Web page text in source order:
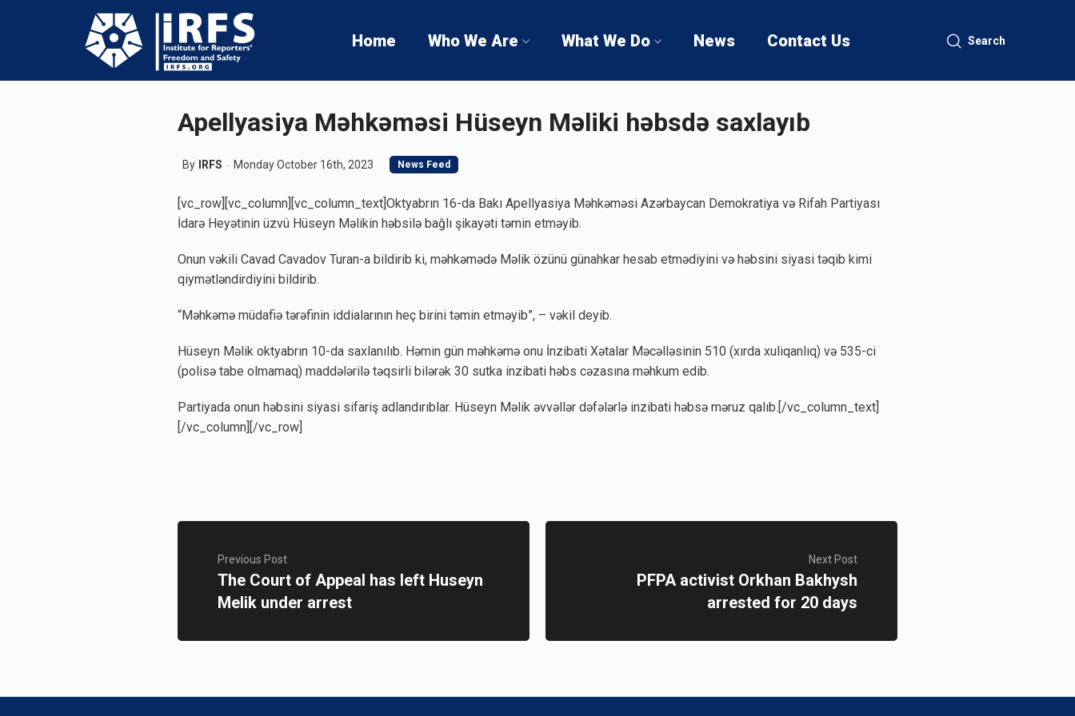
Home Who We Are What We Do News Contact Us Search
Apellyasiya Məhkəməsi Hüseyn Məliki həbsdə saxlayıb
By IRFS Monday October 16th, 2023 News Feed
[vc_row][vc_column][vc_column_text]Oktyabrın 16-da Bakı Apellyasiya Məhkəməsi Azərbaycan Demokratiya və Rifah Partiyası
İdarə Heyətinin üzvü Hüseyn Məlikin həbsilə bağlı şikayəti təmin etməyib.
Onun vəkili Cavad Cavadov Turan-a bildirib ki, məhkəmədə Məlik özünü günahkar hesab etmədiyini və həbsini siyasi təqib kimi
qiymətləndirdiyini bildirib.
“Məhkəmə müdafiə tərəfinin iddialarının heç birini təmin etməyib”, – vəkil deyib.
Hüseyn Məlik oktyabrın 10-da saxlanılıb. Həmin gün məhkəmə onu İnzibati Xətalar Məcəlləsinin 510 (xırda xuliqanlıq) və 535-ci
(polisə tabe olmamaq) maddələrilə təqsirli bilərək 30 sutka inzibati həbs cəzasına məhkum edib.
Partiyada onun həbsini siyasi sifariş adlandırıblar. Hüseyn Məlik əvvəllər dəfələrlə inzibati həbsə məruz qalıb.[/vc_column_text]
[/vc_column][/vc_row]
Previous Post
The Court of Appeal has left Huseyn
Melik under arrest
Next Post
PFPA activist Orkhan Bakhysh
arrested for 20 days